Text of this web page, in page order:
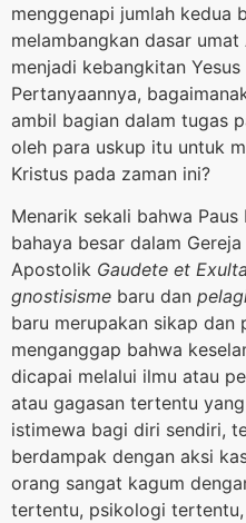
menggenapi jumlah kedua
melambangkan dasar
menjadi kebangkitan Yesus
Pertanyaannya,
ambil bagian dalam tugas
oleh para uskup itu untuk
Kristus pada zaman ini?
Menarik sekali bahwa
bahaya besar dalam
Apostolik Gaudete et
gnostisisme baru dan
baru merupakan sikap dan
menganggap bahwa
dicapai melalui ilmu atau
atau gagasan tertentu
istimewa bagi diri sendiri,
berdampak dengan aksi
orang sangat kagum
tertentu, psikologi